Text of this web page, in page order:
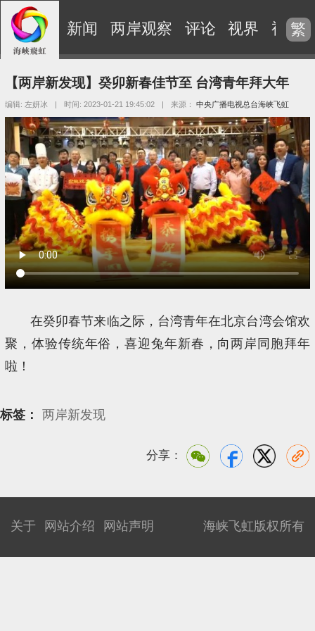
新闻 两岸观察 评论 视界 视频
繁
【两岸新发现】癸卯新春佳节至 台湾青年拜大年
编辑: 左妍冰 | 时间: 2023-01-21 19:45:02 | 来源：中央广播电视总台海峡飞虹
在癸卯春节来临之际，台湾青年在北京台湾会馆欢
聚，体验传统年俗，喜迎兔年新春，向两岸同胞拜年
啦！
标签： 两岸新发现
分享：
海峡飞虹版权所有
关于 网站介绍 网站声明